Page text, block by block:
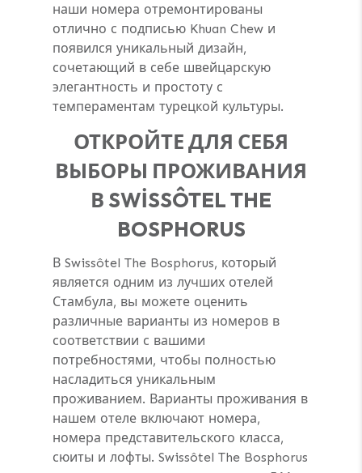
наши номера отремонтированы
отлично с подписью Khuan Chew и
появился уникальный дизайн,
сочетающий в себе швейцарскую
элегантность и простоту с
темпераментам турецкой культуры.
ОТКРОЙТЕ ДЛЯ СЕБЯ
ВЫБОРЫ ПРОЖИВАНИЯ
В SWİSSÔTEL THE
BOSPHORUS
В Swissôtel The Bosphorus, который
является одним из лучших отелей
Стамбула, вы можете оценить
различные варианты из номеров в
соответствии с вашими
потребностями, чтобы полностью
насладиться уникальным
проживанием. Варианты проживания в
нашем отеле включают номера,
номера представительского класса,
сюиты и лофты. Swissôtel The Bosphorus